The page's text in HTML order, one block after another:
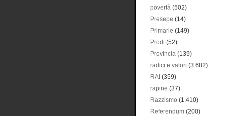
povertà (502)
Presepe (14)
Primarie (149)
Prodi (52)
Provincia (139)
radici e valori (3.682)
RAI (359)
rapine (37)
Razzismo (1.410)
Referendum (200)